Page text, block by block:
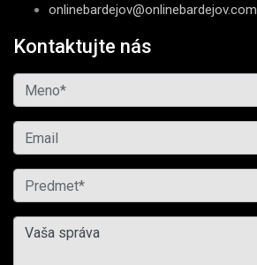
onlinebardejov@onlinebardejov.com
Kontaktujte nás